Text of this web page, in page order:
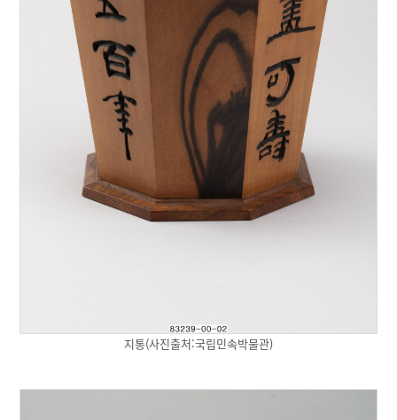
지통(사진출처:국립민속박물관)